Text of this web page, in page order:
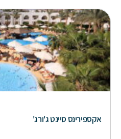
אקספירינס סיינט ג'ורג'